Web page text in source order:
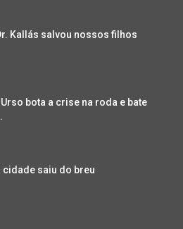
Kallás salvou nossos filhos
bota a crise na roda e bate
cidade saiu do breu